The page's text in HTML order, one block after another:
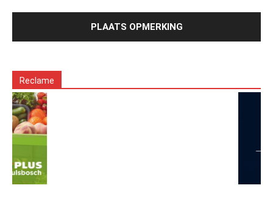
Reclame